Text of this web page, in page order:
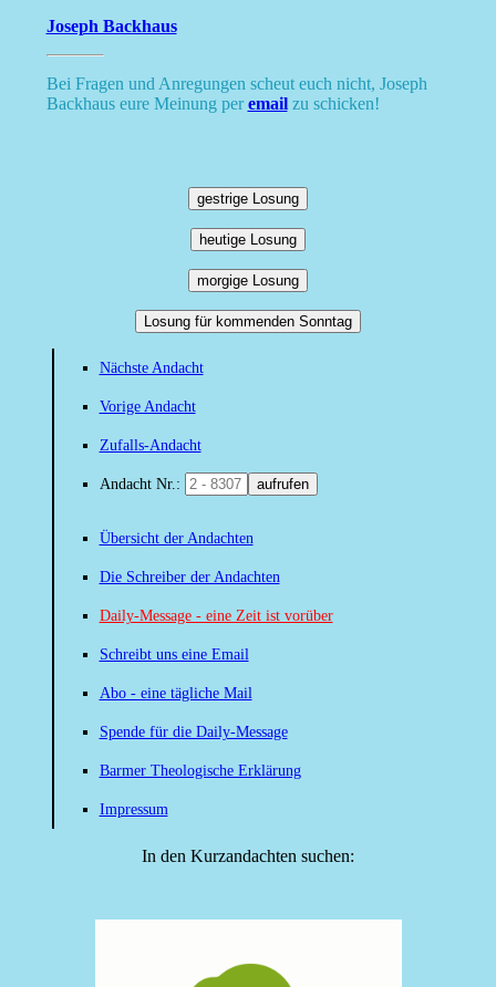
Joseph Backhaus
Bei Fragen und Anregungen scheut euch nicht, Joseph
Backhaus eure Meinung peremailzu schicken!
gestrige Losung
heutige Losung
morgige Losung
Losung für kommenden Sonntag
Nächste Andacht
Vorige Andacht
Zufalls-Andacht
Andacht Nr.: aufrufen
Übersicht der Andachten
Die Schreiber der Andachten
Daily-Message - eine Zeit ist vorüber
Schreibt uns eine Email
Abo - eine tägliche Mail
Spende für die Daily-Message
Barmer Theologische Erklärung
Impressum
In den Kurzandachten suchen: